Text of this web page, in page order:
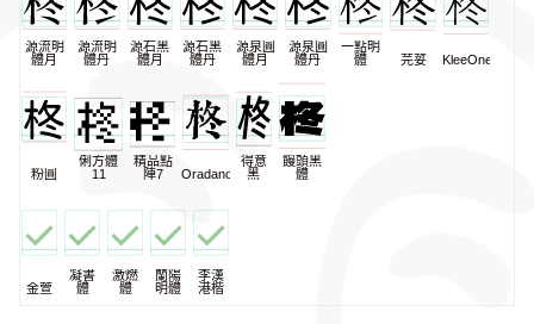
源流明
體月
源流明
體丹
源石黑
體月
源石黑
體丹
源泉圓
體月
源泉圓
體丹
一點明
體
芫荽 KleeOne
粉圓
俐方體
11
精品點
陣7
Oradano
得意
黑
饅頭黑
體
金萱
凝書
體
激燃
體
蘭陽
明體
李漢
港楷